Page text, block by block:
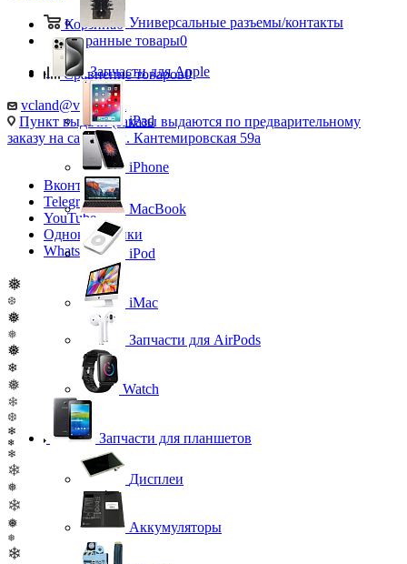
Корзина0
Избранные товары0
Сравнение товаров0
vcland@vcland.ru
Пункт выдачи (заказы выдаются по предварительному
заказу на сайте), ул. Кантемировская 59а
Вконтакте
Telegram
YouTube
Одноклассники
WhatsApp
❅
❆
❅
❅
❅
❄
❅
❄
❆
❄
❄
❄
❄
❅
❄
❅
❅
❄
Универсальные разъемы/контакты
Запчасти для Apple
iPad
iPhone
MacBook
iPod
iMac
Запчасти для AirPods
Watch
Запчасти для планшетов
Дисплеи
Аккумуляторы